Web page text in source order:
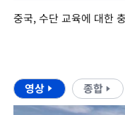
중국, 수단 교육에 대한
영상 종합